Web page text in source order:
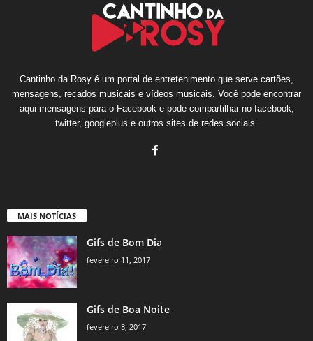
Cantinho da Rosy é um portal de entretenimento que serve cartões,
mensagens, recados musicais e vídeos musicais. Você pode encontrar
aqui mensagens para o Facebook e pode compartilhar no facebook,
twitter, googleplus e outros sites de redes sociais.
MAIS NOTÍCIAS
Gifs de Bom Dia
fevereiro 11, 2017
Gifs de Boa Noite
fevereiro 8, 2017